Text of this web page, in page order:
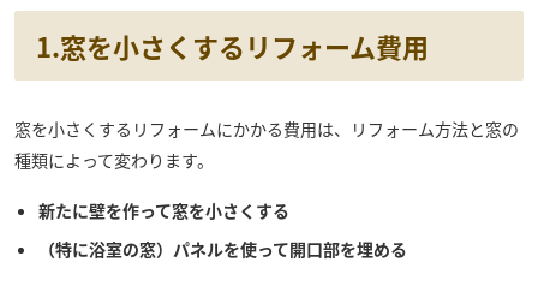
1.窓を小さくするリフォーム費用
窓を小さくするリフォームにかかる費用は、リフォーム方法と窓の
種類によって変わります。
新たに壁を作って窓を小さくする
（特に浴室の窓）パネルを使って開口部を埋める